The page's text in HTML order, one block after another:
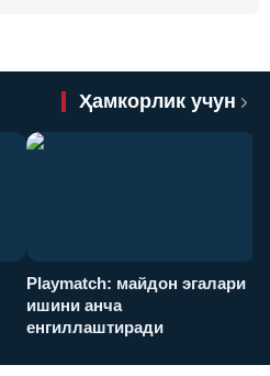
Ҳамкорлик учун
Playmatch: майдон эгалари
ишини анча
енгиллаштиради